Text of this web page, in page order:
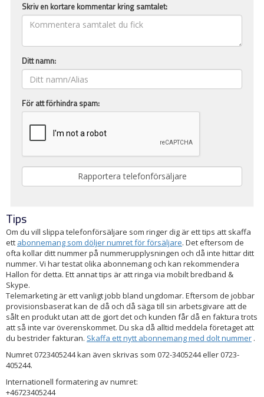
Skriv en kortare kommentar kring samtalet:
Ditt namn:
För att förhindra spam:
Tips
Om du vill slippa telefonförsäljare som ringer dig är ett tips att skaffa
ett abonnemang som döljer numret för försäljare. Det eftersom de
ofta kollar ditt nummer på nummerupplysningen och då inte hittar ditt
nummer. Vi har testat olika abonnemang och kan rekommendera
Hallon för detta. Ett annat tips är att ringa via mobilt bredband &
Skype.
Telemarketing är ett vanligt jobb bland ungdomar. Eftersom de jobbar
provisionsbaserat kan de då och då säga till sin arbetsgivare att de
sålt en produkt utan att de gjort det och kunden får då en faktura trots
att så inte var överenskommet. Du ska då alltid meddela företaget att
du bestrider fakturan. Skaffa ett nytt abonnemang med dolt nummer .
Numret 0723405244 kan även skrivas som 072-3405244 eller 0723-
405244.
Internationell formatering av numret:
+46723405244